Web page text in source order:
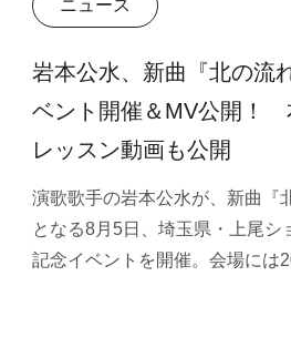
ニュース
岩本公水、新曲『北の流
ベント開催＆MV公開！
レッスン動画も公開
演歌歌手の岩本公水が、新曲『
となる8月5日、埼玉県・上尾シ
記念イベントを開催。会場には